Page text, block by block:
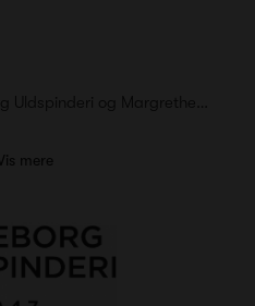
Uldspinderi og Margrethe…
mere